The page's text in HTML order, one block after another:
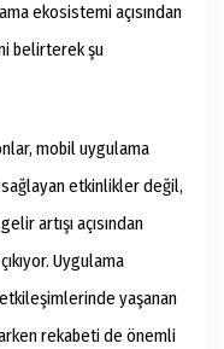
ekosistemi açısından
belirterek şu
mobil uygulama
sağlayan etkinlikler değil,
artışı açısından
Uygulama
yaşanan
rekabeti de önemli